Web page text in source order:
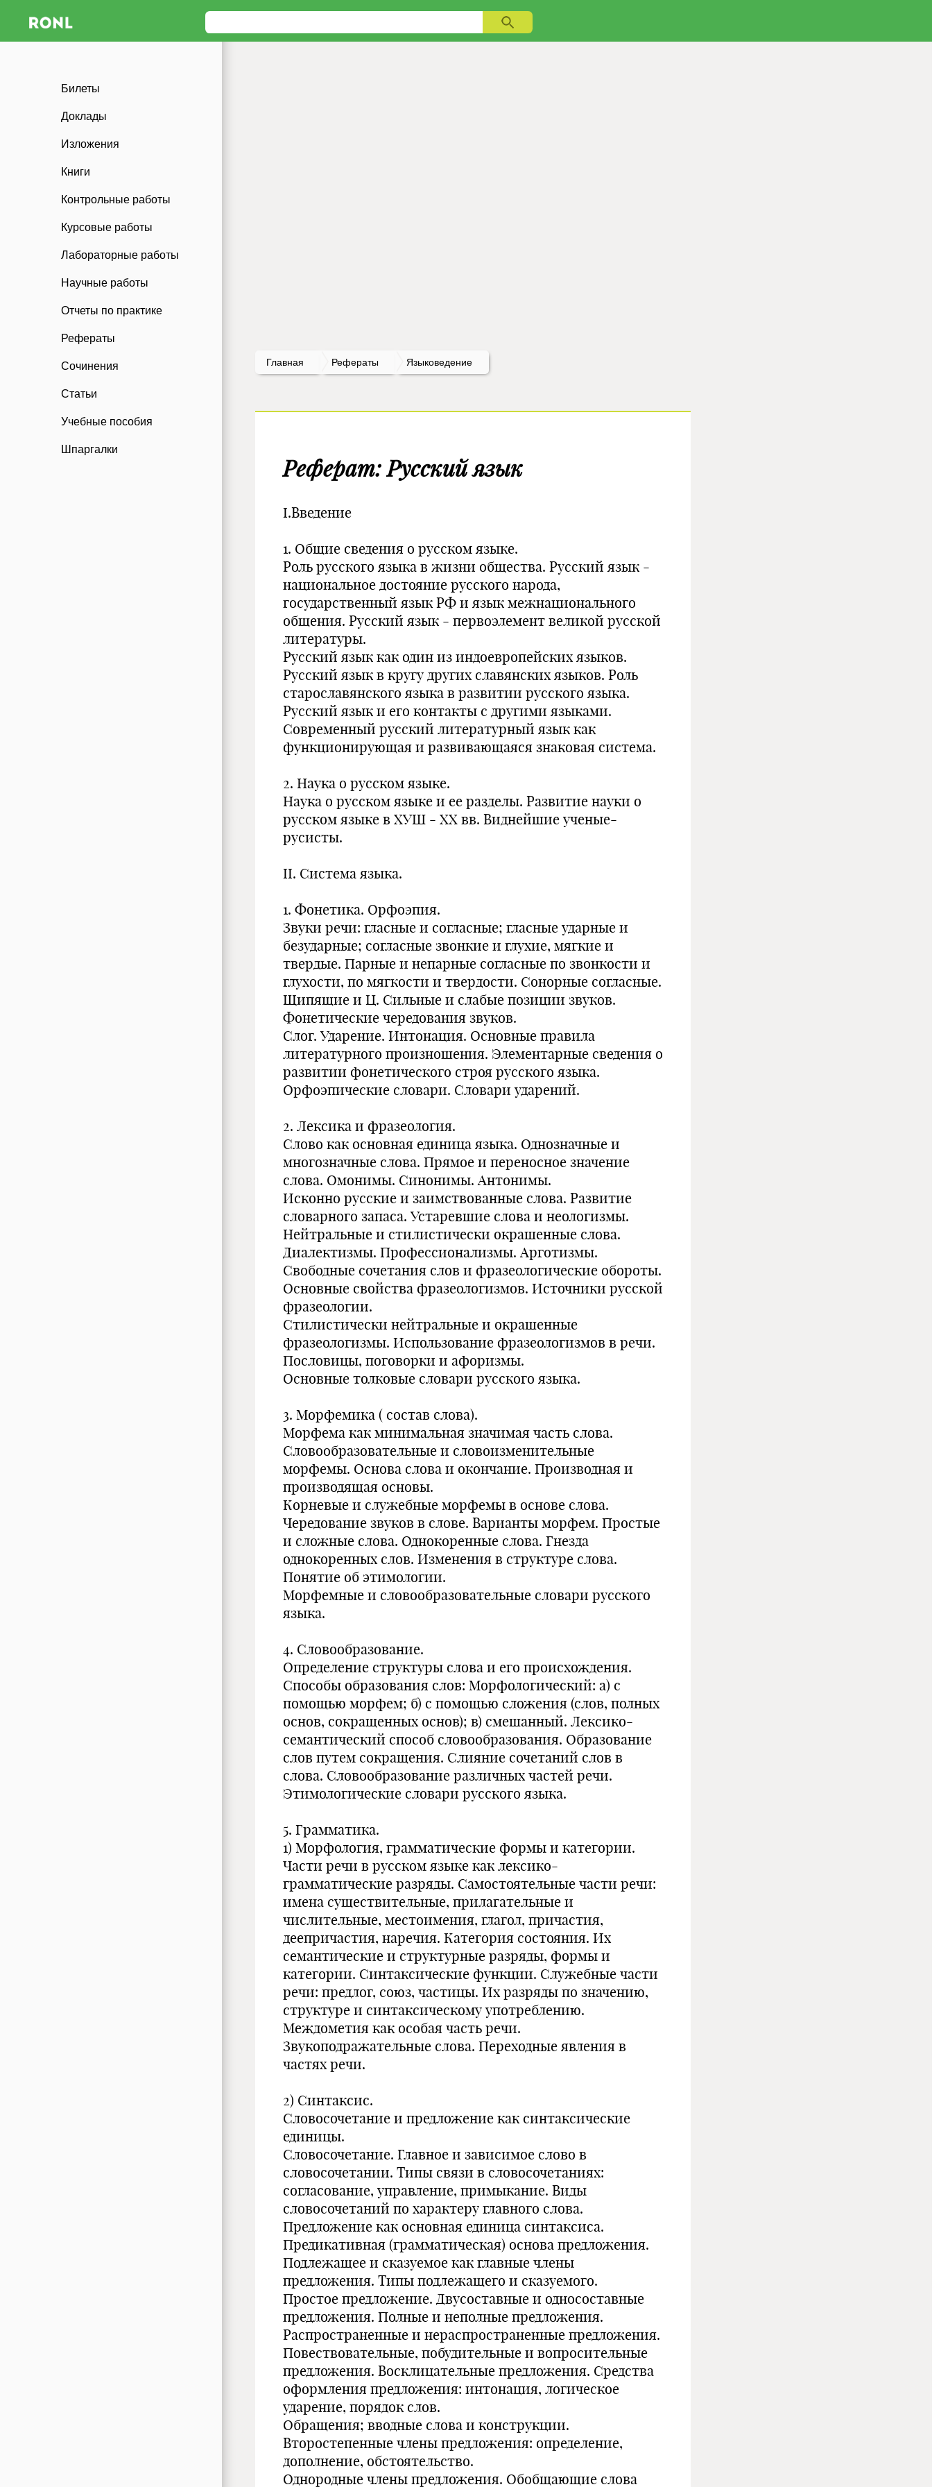
Билеты
Доклады
Изложения
Книги
Контрольные работы
Курсовые работы
Лабораторные работы
Научные работы
Отчеты по практике
Рефераты
Сочинения
Статьи
Учебные пособия
Шпаргалки
Главная Рефераты Языковедение
Реферат: Русский язык
I.Введение
1. Общие сведения о русском языке.
Роль русского языка в жизни общества. Русский язык -
национальное достояние русского народа,
государственный язык РФ и язык межнационального
общения. Русский язык - первоэлемент великой русской
литературы.
Русский язык как один из индоевропейских языков.
Русский язык в кругу других славянских языков. Роль
старославянского языка в развитии русского языка.
Русский язык и его контакты с другими языками.
Современный русский литературный язык как
функционирующая и развивающаяся знаковая система.
2. Наука о русском языке.
Наука о русском языке и ее разделы. Развитие науки о
русском языке в ХУШ - ХХ вв. Виднейшие ученые-
русисты.
II. Система языка.
1. Фонетика. Орфоэпия.
Звуки речи: гласные и согласные; гласные ударные и
безударные; согласные звонкие и глухие, мягкие и
твердые. Парные и непарные согласные по звонкости и
глухости, по мягкости и твердости. Сонорные согласные.
Щипящие и Ц. Сильные и слабые позиции звуков.
Фонетические чередования звуков.
Слог. Ударение. Интонация. Основные правила
литературного произношения. Элементарные сведения о
развитии фонетического строя русского языка.
Орфоэпические словари. Словари ударений.
2. Лексика и фразеология.
Слово как основная единица языка. Однозначные и
многозначные слова. Прямое и переносное значение
слова. Омонимы. Синонимы. Антонимы.
Исконно русские и заимствованные слова. Развитие
словарного запаса. Устаревшие слова и неологизмы.
Нейтральные и стилистически окрашенные слова.
Диалектизмы. Профессионализмы. Арготизмы.
Свободные сочетания слов и фразеологические обороты.
Основные свойства фразеологизмов. Источники русской
фразеологии.
Стилистически нейтральные и окрашенные
фразеологизмы. Использование фразеологизмов в речи.
Пословицы, поговорки и афоризмы.
Основные толковые словари русского языка.
3. Морфемика ( состав слова).
Морфема как минимальная значимая часть слова.
Словообразовательные и словоизменительные
морфемы. Основа слова и окончание. Производная и
производящая основы.
Корневые и служебные морфемы в основе слова.
Чередование звуков в слове. Варианты морфем. Простые
и сложные слова. Однокоренные слова. Гнезда
однокоренных слов. Изменения в структуре слова.
Понятие об этимологии.
Морфемные и словообразовательные словари русского
языка.
4. Словообразование.
Определение структуры слова и его происхождения.
Способы образования слов: Морфологический: а) с
помощью морфем; б) с помощью сложения (слов, полных
основ, сокращенных основ); в) смешанный. Лексико-
семантический способ словообразования. Образование
слов путем сокращения. Слияние сочетаний слов в
слова. Словообразование различных частей речи.
Этимологические словари русского языка.
5. Грамматика.
1) Морфология, грамматические формы и категории.
Части речи в русском языке как лексико-
грамматические разряды. Самостоятельные части речи:
имена существительные, прилагательные и
числительные, местоимения, глагол, причастия,
деепричастия, наречия. Категория состояния. Их
семантические и структурные разряды, формы и
категории. Синтаксические функции. Служебные части
речи: предлог, союз, частицы. Их разряды по значению,
структуре и синтаксическому употреблению.
Междометия как особая часть речи.
Звукоподражательные слова. Переходные явления в
частях речи.
2) Синтаксис.
Словосочетание и предложение как синтаксические
единицы.
Словосочетание. Главное и зависимое слово в
словосочетании. Типы связи в словосочетаниях:
согласование, управление, примыкание. Виды
словосочетаний по характеру главного слова.
Предложение как основная единица синтаксиса.
Предикативная (грамматическая) основа предложения.
Подлежащее и сказуемое как главные члены
предложения. Типы подлежащего и сказуемого.
Простое предложение. Двусоставные и односоставные
предложения. Полные и неполные предложения.
Распространенные и нераспространенные предложения.
Повествовательные, побудительные и вопросительные
предложения. Восклицательные предложения. Средства
оформления предложения: интонация, логическое
ударение, порядок слов.
Обращения; вводные слова и конструкции.
Второстепенные члены предложения: определение,
дополнение, обстоятельство.
Однородные члены предложения. Обобщающие слова